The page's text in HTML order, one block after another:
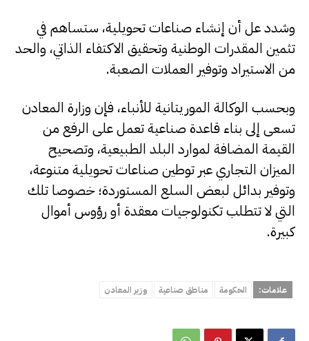
وشدد عل أن إنشاء صناعات تحويلية، ستساهم في
تثمين المقدرات الوطنية وتحقيق الاكتفاء الذاتي، والحد
من الاستيراد وتوفير العملات الصعبة.
وبحسب الوكالة الموريتانية للأنباء، فإن وزارة المعادن
تسعى إلى بناء قاعدة صناعية تعمل على الرفع من
القيمة المضافة لموارد البلد الطبيعية، وتصحيح
الميزان التجاري عبر توطين صناعات تحويلية متنوعة،
وتوفير بدائل لبعض السلع المستوردة؛ خصوصا تلك
التي لا تتطلب تكنولوجيات معقدة أو رؤوس أموال
كبيرة.
علامات: الحكومة مناطق صناعية وزير المعادن